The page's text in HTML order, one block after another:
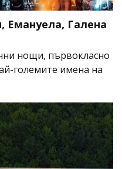
Емануела, Галена
нощи, първокласно
големите имена на